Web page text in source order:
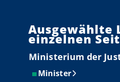
Ausgewählte
einzelnen
Ministerium der
Minister